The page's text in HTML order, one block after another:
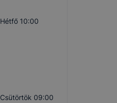
Hétfő 10:00
Csütörtök 09:00